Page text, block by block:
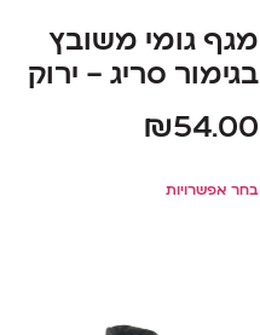
מגף גומי משובץ
בגימור סריג – ירוק
₪54.00
בחר אפשרויות